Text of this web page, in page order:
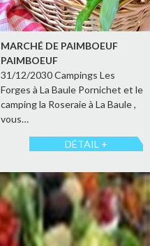
MARCHÉ DE PAIMBOEUF
PAIMBOEUF
31/12/2030 Campings Les
Forges à La Baule Pornichet et le
camping la Roseraie à La Baule ,
vous…
DÉTAIL +